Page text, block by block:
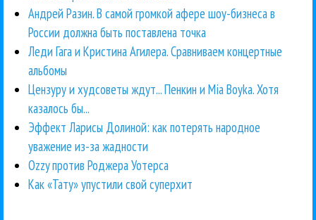
Андрей Разин. В самой громкой афере шоу-бизнеса в
России должна быть поставлена точка
Леди Гага и Кристина Агилера. Сравниваем концертные
альбомы
Цензуру и худсоветы ждут... Пенкин и Mia Boyka. Хотя
казалось бы...
Эффект Ларисы Долиной: как потерять народное
уважение из-за жадности
Ozzy против Роджера Уотерса
Как «Тату» упустили свой суперхит